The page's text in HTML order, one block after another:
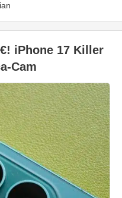
iPhone 17 Killer
Cam